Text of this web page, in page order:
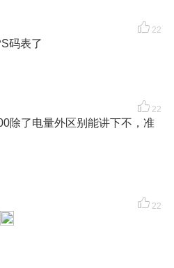
22
码表了
22
除了电量外区别能讲下不，准
22